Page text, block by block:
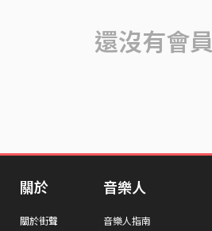
還沒有會
關於
關於街聲
音樂人
音樂人指南